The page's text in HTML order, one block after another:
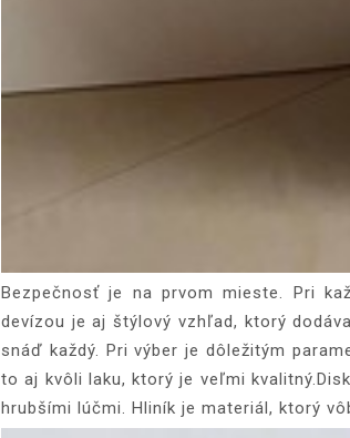
Bezpečnosť je na prvom mieste. Pri
devízou je aj štýlový vzhľad, ktorý
snáď každý. Pri výber je dôležitým
to aj kvôli laku, ktorý je veľmi
hrubšími lúčmi. Hliník je materiál, ktorý